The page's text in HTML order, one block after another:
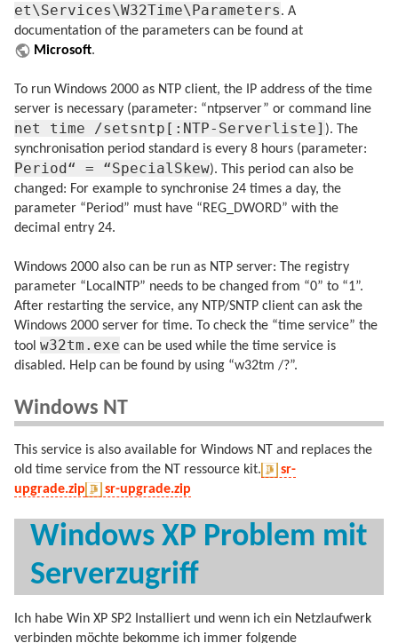
et\Services\W32Time\Parameters. A
documentation of the parameters can be found at
Microsoft.
To run Windows 2000 as NTP client, the IP address of the time
server is necessary (parameter: “ntpserver” or command line
net time /setsntp[:NTP-Serverliste] ). The
synchronisation period standard is every 8 hours (parameter:
Period“ = “SpecialSkew). This period can also be
changed: For example to synchronise 24 times a day, the
parameter “Period” must have “REG_DWORD” with the
decimal entry 24.
Windows 2000 also can be run as NTP server: The registry
parameter “LocalNTP” needs to be changed from “0” to “1”.
After restarting the service, any NTP/SNTP client can ask the
Windows 2000 server for time. To check the “time service” the
tool w32tm.exe can be used while the time service is
disabled. Help can be found by using “w32tm /?”.
Windows NT
This service is also available for Windows NT and replaces the
old time service from the NT ressource kit.
sr-
upgrade.zip
sr-upgrade.zip
Windows XP Problem mit
Serverzugriff
Ich habe Win XP SP2 Installiert und wenn ich ein Netzlaufwerk
verbinden möchte bekomme ich immer folgende